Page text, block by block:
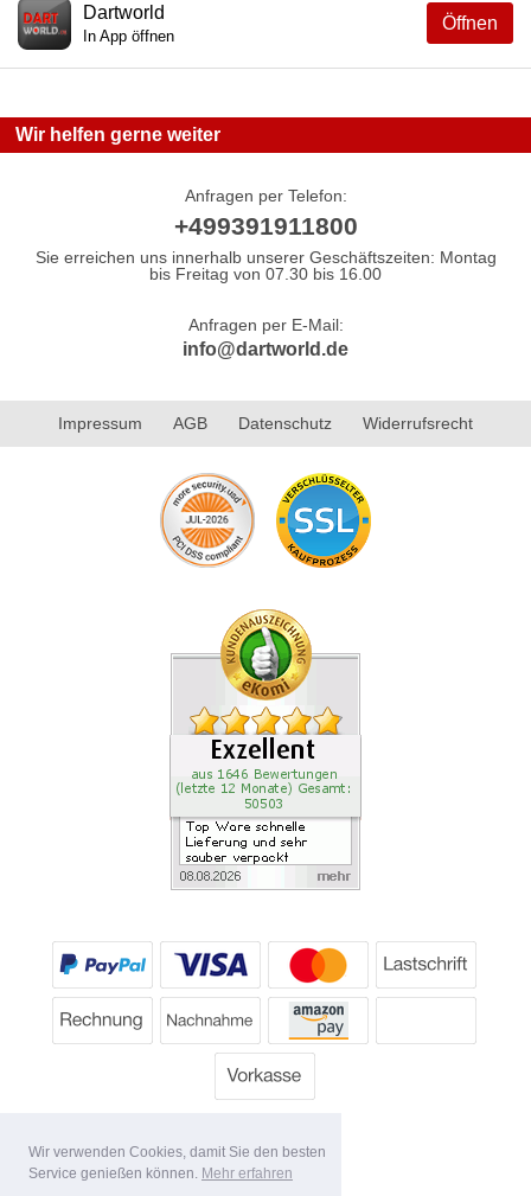
Wir verwenden Cookies, damit Sie den besten
Service genießen können. Mehr erfahren
Öffnen
Dartworld
In App öffnen
Wir helfen gerne weiter
Anfragen per Telefon:
+499391911800
Sie erreichen uns innerhalb unserer Geschäftszeiten: Montag
bis Freitag von 07.30 bis 16.00
Anfragen per E-Mail:
info@dartworld.de
Impressum AGB Datenschutz Widerrufsrecht